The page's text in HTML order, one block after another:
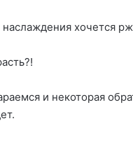
хочется
и некоторая